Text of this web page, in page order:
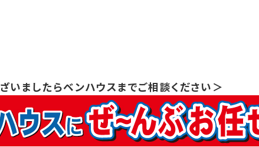
ましたらベンハウスまでご相談ください＞